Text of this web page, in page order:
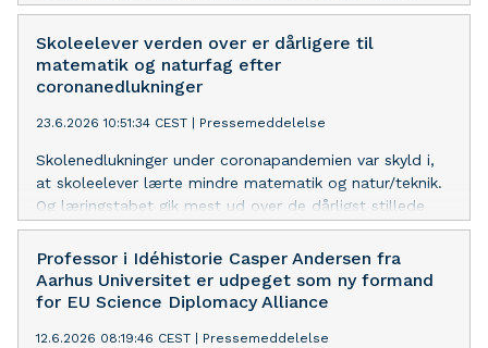
elever. Det viser forskning fra Nationalt Center for
Skoleforskning på DPU, Aarhus Universitet, som er
baseret på internationale testresultater fra mere end 70
lande.
Skoleelever verden over er dårligere til
matematik og naturfag efter
coronanedlukninger
23.6.2026 10:51:34 CEST Pressemeddelelse
Skolenedlukninger under coronapandemien var skyld i,
at skoleelever lærte mindre matematik og natur/teknik.
Og læringstabet gik mest ud over de dårligst stillede
elever. Det viser forskning fra Nationalt Center for
Skoleforskning på DPU, Aarhus Universitet, som er
baseret på internationale testresultater fra mere end 70
lande.
Professor i Idéhistorie Casper Andersen fra
Aarhus Universitet er udpeget som ny formand
for EU Science Diplomacy Alliance
12.6.2026 08:19:46 CEST Pressemeddelelse